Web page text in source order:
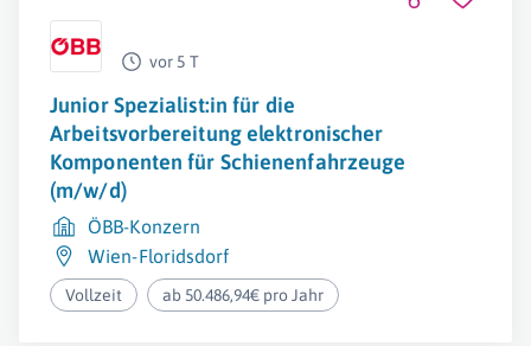
vor 5 T
Junior Spezialist:in für die
Arbeitsvorbereitung elektronischer
Komponenten für Schienenfahrzeuge
(m/w/d)
ÖBB-Konzern
Wien-Floridsdorf
Vollzeit ab 50.486,94€ pro Jahr